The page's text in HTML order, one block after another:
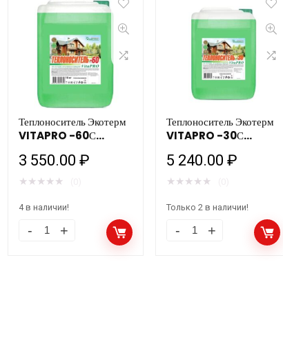
Теплоноситель Экотерм
VITAPRO -60С
3 550.00₽
★ ★ ★ ★ ★
Теплоноситель
4 в наличии!
Теплоноситель Экотерм
VITAPRO -30С
5 240.00₽
★ ★ ★ ★ ★
Теплоноситель
Только 2 в наличии!